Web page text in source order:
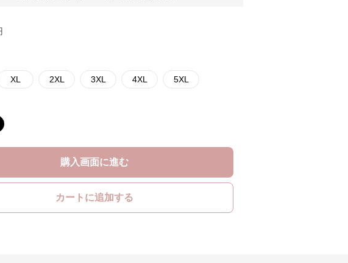
XL 2XL 3XL 4XL 5XL
購入画面に進む
カートに追加する